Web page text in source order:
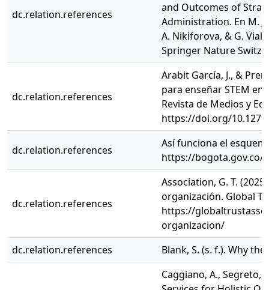
dc.relation.references
and Outcomes of
Administration. En M.
A. Nikiforova, & G.
Springer Nature
dc.relation.references
Arabit García, J., &
para enseñar STEM
Revista de Medios y
https://doi.org/
dc.relation.references
Así funciona el
https://bogota.gov.co/
dc.relation.references
Association, G. T.
organización. Global
https://
organizacion/
dc.relation.references
Blank, S. (s. f.). Why
Caggiano, A., Segreto,